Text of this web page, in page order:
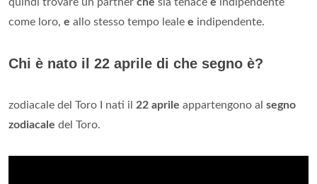
quindi trovare un partner che sia tenace e indipendente
come loro, e allo stesso tempo leale e indipendente.
Chi è nato il 22 aprile di che segno è?
zodiacale del Toro I nati il 22 aprile appartengono al segno
zodiacale del Toro.